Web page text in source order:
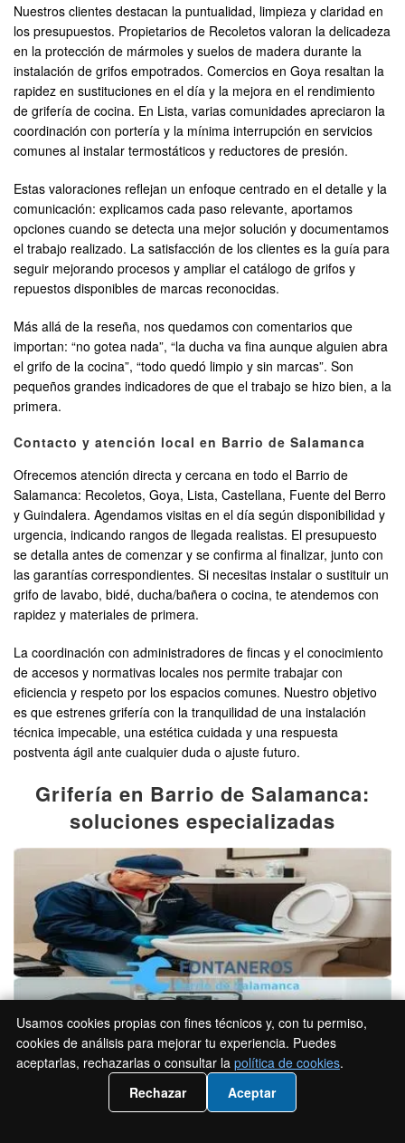
Nuestros clientes destacan la puntualidad, limpieza y claridad en
los presupuestos. Propietarios de Recoletos valoran la delicadeza
en la protección de mármoles y suelos de madera durante la
instalación de grifos empotrados. Comercios en Goya resaltan la
rapidez en sustituciones en el día y la mejora en el rendimiento
de grifería de cocina. En Lista, varias comunidades apreciaron la
coordinación con portería y la mínima interrupción en servicios
comunes al instalar termostáticos y reductores de presión.
Estas valoraciones reflejan un enfoque centrado en el detalle y la
comunicación: explicamos cada paso relevante, aportamos
opciones cuando se detecta una mejor solución y documentamos
el trabajo realizado. La satisfacción de los clientes es la guía para
seguir mejorando procesos y ampliar el catálogo de grifos y
repuestos disponibles de marcas reconocidas.
Más allá de la reseña, nos quedamos con comentarios que
importan: “no gotea nada”, “la ducha va fina aunque alguien abra
el grifo de la cocina”, “todo quedó limpio y sin marcas”. Son
pequeños grandes indicadores de que el trabajo se hizo bien, a la
primera.
Contacto y atención local en Barrio de Salamanca
Ofrecemos atención directa y cercana en todo el Barrio de
Salamanca: Recoletos, Goya, Lista, Castellana, Fuente del Berro
y Guindalera. Agendamos visitas en el día según disponibilidad y
urgencia, indicando rangos de llegada realistas. El presupuesto
se detalla antes de comenzar y se confirma al finalizar, junto con
las garantías correspondientes. Si necesitas instalar o sustituir un
grifo de lavabo, bidé, ducha/bañera o cocina, te atendemos con
rapidez y materiales de primera.
La coordinación con administradores de fincas y el conocimiento
de accesos y normativas locales nos permite trabajar con
eficiencia y respeto por los espacios comunes. Nuestro objetivo
es que estrenes grifería con la tranquilidad de una instalación
técnica impecable, una estética cuidada y una respuesta
postventa ágil ante cualquier duda o ajuste futuro.
Grifería en Barrio de Salamanca:
soluciones especializadas
📲 Llámanos 919 93 36 79
Usamos cookies propias con fines técnicos y, con tu permiso,
cookies de análisis para mejorar tu experiencia. Puedes
aceptarlas, rechazarlas o consultar la política de cookies.
Rechazar
Aceptar